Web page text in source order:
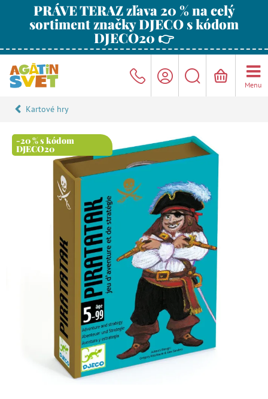
PRÁVE TERAZ zľava 20 % na celý
sortiment značky DJECO s kódom
DJECO20 👉
Menu
Kartové hry
-20 % s kódom
DJECO20